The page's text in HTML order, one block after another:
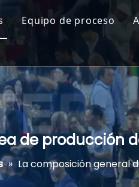
extruidos
saludables y saludables
maíz y cereales para el
fritas, palomitas de maíz y
y Fideos Instantáneos
vegetariana y de origen
Equipo de proceso
Sistema automático
Productos químicos
Extrusoras de
Productos químicos
Secadoras y hornos
Productos químicos
de producción
» La composición general